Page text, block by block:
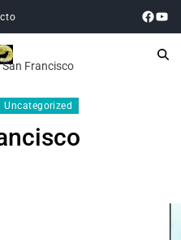
Francisco
Uncategorized